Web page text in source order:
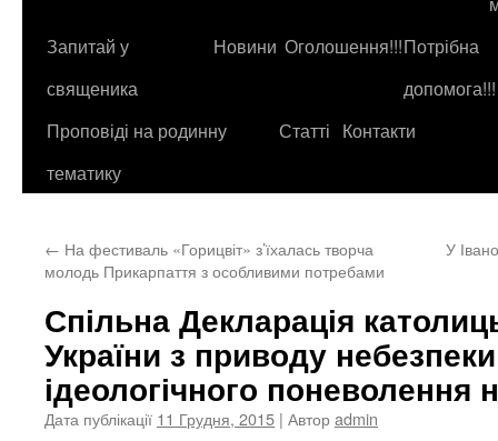
контенту
Запитай у
священика
Новини Оголошення!!!Потрібна
допомога!!!
Проповіді на родинну
тематику
Статті Контакти
← На фестиваль «Горицвіт» з’їхалась творча
молодь Прикарпаття з особливими потребами
У
Спільна Декларація
України з приводу
ідеологічного поневолення
Дата публікації 11 Грудня, 2015 | Авторadmin